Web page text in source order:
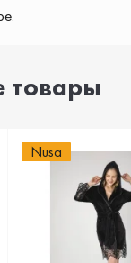
товары
Nusa